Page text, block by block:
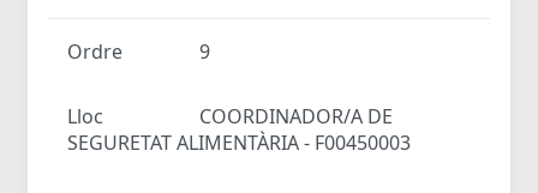
Ordre 9
Lloc
COORDINADOR/A DE
SEGURETAT ALIMENTÀRIA - F00450003